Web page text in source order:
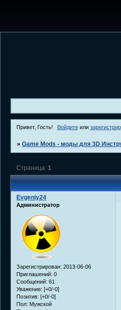
Привет, Гость! Войдитеили
»Game Mods - моды для 3D
Страница: 1
Evgeniy24
Администратор
Зарегистрирован: 2013-06-06
Приглашений: 0
Сообщений: 61
Уважение: [+0/-0]
Позитив: [+0/-0]
Пол: Мужской